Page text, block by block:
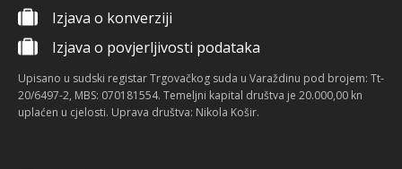
Izjava o konverziji
Izjava o povjerljivosti podataka
Upisano u sudski registar Trgovačkog suda u Varaždinu pod brojem: Tt-
20/6497-2, MBS: 070181554. Temeljni kapital društva je 20.000,00 kn
uplaćen u cjelosti. Uprava društva: Nikola Košir.